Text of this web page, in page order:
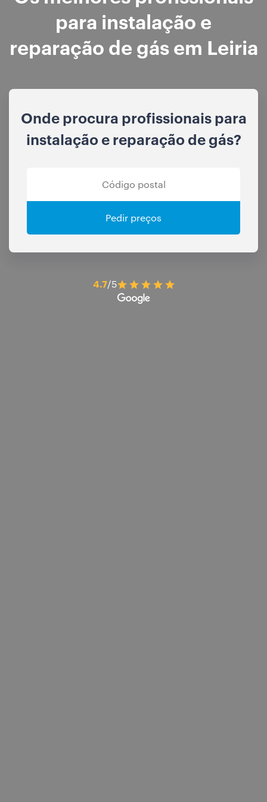
para instalação e
reparação de gás em Leiria
Onde procura profissionais para
instalação e reparação de gás?
Pedir preços
4.7/5